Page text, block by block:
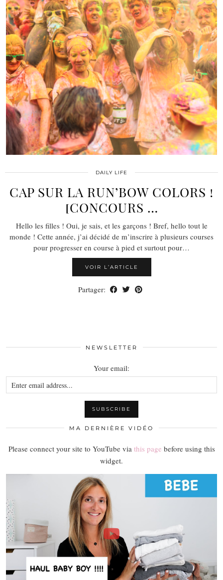
DAILY LIFE
CAP SUR LA RUN’BOW COLORS !
[CONCOURS …
Hello les filles ! Oui, je sais, et les garçons ! Bref, hello tout le
monde ! Cette année, j’ai décidé de m’inscrire à plusieurs courses
pour progresser en course à pied et surtout pour…
VOIR L’ARTICLE
Partager:
NEWSLETTER
Your email:
MA DERNIÈRE VIDÉO
Please connect your site to YouTube via this page before using this
widget.